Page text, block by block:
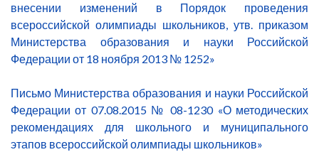
внесении изменений в Порядок проведения
всероссийской олимпиады школьников, утв. приказом
Министерства образования и науки Российской
Федерации от 18 ноября 2013 № 1252»
Письмо Министерства образования и науки Российской
Федерации от 07.08.2015 № 08-1230 «О методических
рекомендациях для школьного и муниципального
этапов всероссийской олимпиады школьников»